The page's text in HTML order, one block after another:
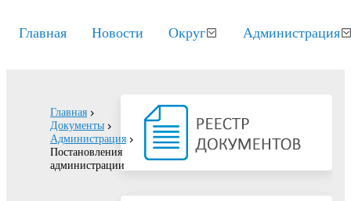
Главная Новости Округ Администрация
Главная
Документы
Администрация
Постановления
администрации